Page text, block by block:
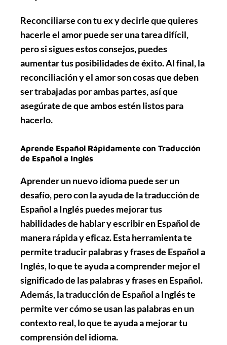
Reconciliarse con tu ex y decirle que quieres
hacerle el amor puede ser una tarea difícil,
pero si sigues estos consejos, puedes
aumentar tus posibilidades de éxito. Al final, la
reconciliación y el amor son cosas que deben
ser trabajadas por ambas partes, así que
asegúrate de que ambos estén listos para
hacerlo.
Aprende Español Rápidamente con Traducción
de Español a Inglés
Aprender un nuevo idioma puede ser un
desafío, pero con la ayuda de latraducción de
Español a Ingléspuedes mejorar tus
habilidades de hablar y escribir en Español de
manera rápida y eficaz. Esta herramienta te
permite traducir palabras y frases de Español a
Inglés, lo que te ayuda a comprender mejor el
significado de las palabras y frases en Español.
Además, la traducción de Español a Inglés te
permite ver cómo se usan las palabras en un
contexto real, lo que te ayuda a mejorar tu
comprensión del idioma.